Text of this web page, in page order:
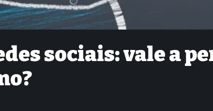
sociais: vale a